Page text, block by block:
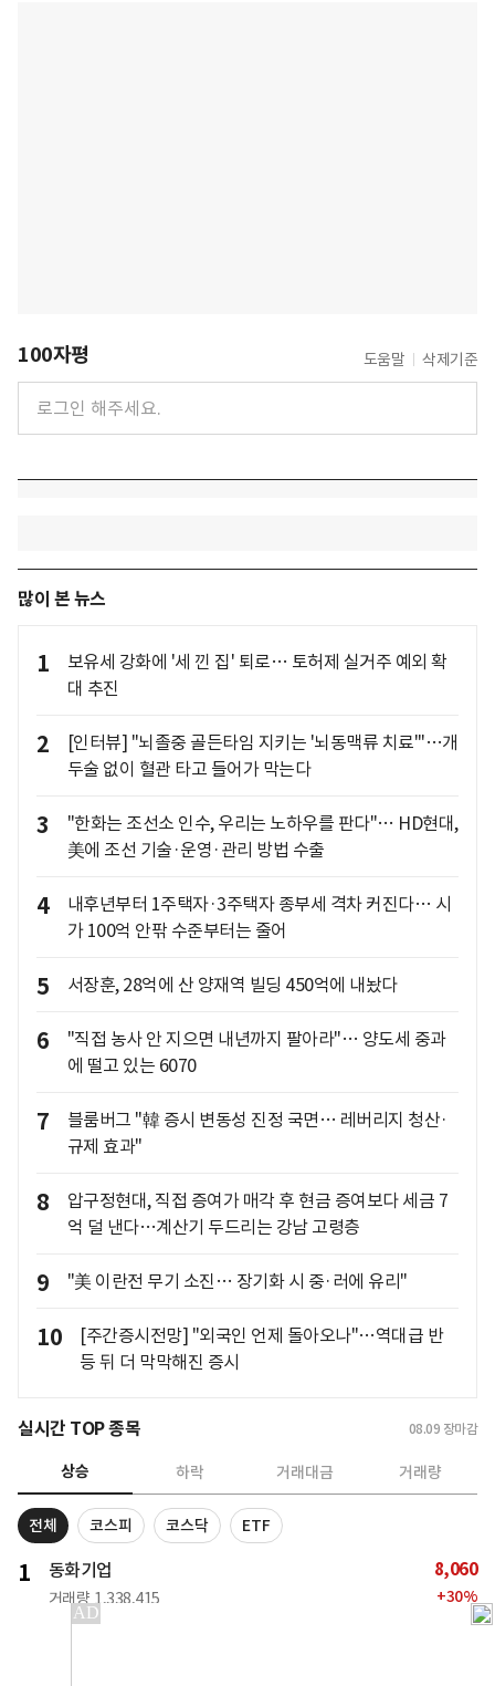
100자평 도움말 삭제기준
많이 본 뉴스
1
보유세 강화에 '세 낀 집' 퇴로… 토허제 실거주 예외 확
대 추진
2
[인터뷰] "뇌졸중 골든타임 지키는 '뇌동맥류 치료'"…개
두술 없이 혈관 타고 들어가 막는다
3
"한화는 조선소 인수, 우리는 노하우를 판다"… HD현대,
美에 조선 기술·운영·관리 방법 수출
4
내후년부터 1주택자·3주택자 종부세 격차 커진다… 시
가 100억 안팎 수준부터는 줄어
5 서장훈, 28억에 산 양재역 빌딩 450억에 내놨다
6
"직접 농사 안 지으면 내년까지 팔아라"… 양도세 중과
에 떨고 있는 6070
7
블룸버그 "韓 증시 변동성 진정 국면… 레버리지 청산·
규제 효과"
8
압구정현대, 직접 증여가 매각 후 현금 증여보다 세금 7
억 덜 낸다…계산기 두드리는 강남 고령층
9 "美 이란전 무기 소진… 장기화 시 중·러에 유리"
10
[주간증시전망] "외국인 언제 돌아오나"…역대급 반
등 뒤 더 막막해진 증시
실시간 TOP 종목 08.09 장마감
상승 하락 거래대금 거래량
전체 코스피 코스닥 ETF
1 동화기업
거래량 1,338,415
거래대금
8,060
+30%